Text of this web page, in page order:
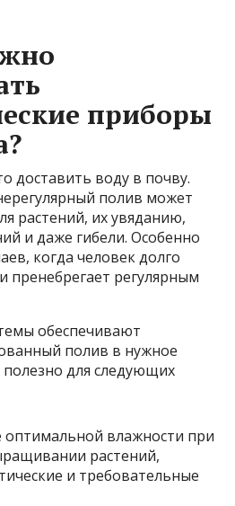
приборы
доставить воду в почву.
полив может
растений, их увяданию,
и даже гибели. Особенно
когда человек долго
пренебрегает регулярным
обеспечивают
полив в нужное
для следующих
влажности при
растений,
и требовательные